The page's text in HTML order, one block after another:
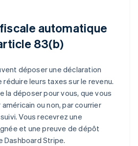
automatique
83(b)
déposer une déclaration
leurs taxes sur le revenu.
la déposer pour vous, que vous
ou non, par courrier
Vous recevrez une
et une preuve de dépôt
Dashboard Stripe.